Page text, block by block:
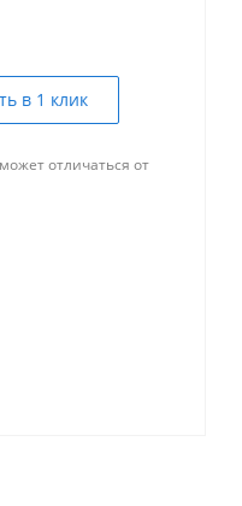
в 1 клик
отличаться от